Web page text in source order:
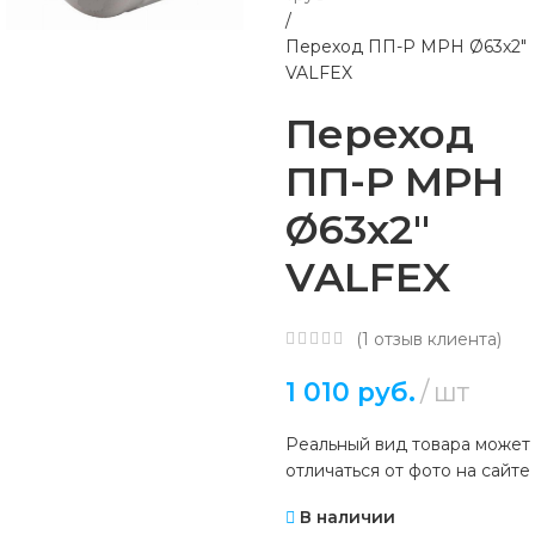
Переход ПП-Р МРН Ø63х2″
VALFEX
Переход
ПП-Р МРН
Ø63х2″
VALFEX
(1 отзыв клиента)
1 010 руб. шт
Реальный вид товара может
отличаться от фото на сайте
В наличии